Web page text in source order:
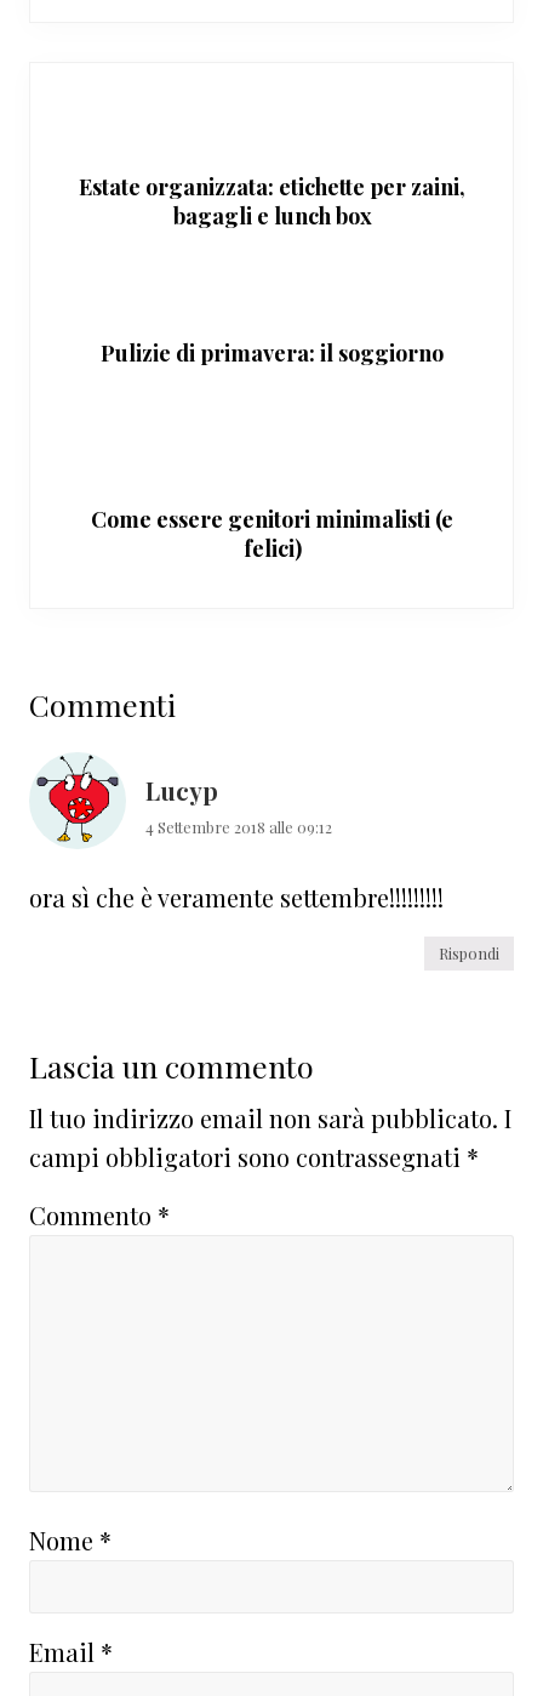
Estate organizzata: etichette per zaini,
bagagli e lunch box
Pulizie di primavera: il soggiorno
Come essere genitori minimalisti (e
felici)
del
lettore
Commenti
Lucyp
4 Settembre 2018 alle 09:12
ora sì che è veramente settembre!!!!!!!!!
Rispondi
Lascia un commento
Il tuo indirizzo email non sarà pubblicato. I
campi obbligatori sono contrassegnati *
Commento *
Nome *
Email *